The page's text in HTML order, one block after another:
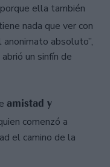
ella también
nada que ver con
absoluto”,
un sinfín de
amistad y
comenzó a
el camino de la